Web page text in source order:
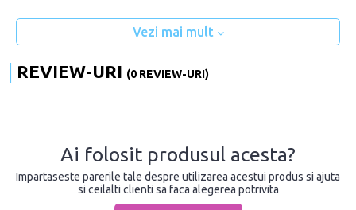
Vezi mai mult
REVIEW-URI (0 REVIEW-URI)
Ai folosit produsul acesta?
Impartaseste parerile tale despre utilizarea acestui produs si ajuta
si ceilalti clienti sa faca alegerea potrivita